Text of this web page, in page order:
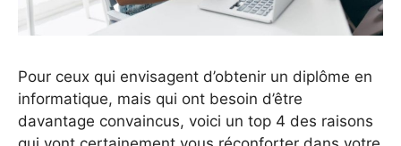
Pour ceux qui envisagent d’obtenir un diplôme en
informatique, mais qui ont besoin d’être
davantage convaincus, voici un top 4 des raisons